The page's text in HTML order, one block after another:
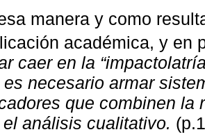
manera y como
académica, y en
caer en la
es necesario armar
que combinen la
análisis cualitativo.